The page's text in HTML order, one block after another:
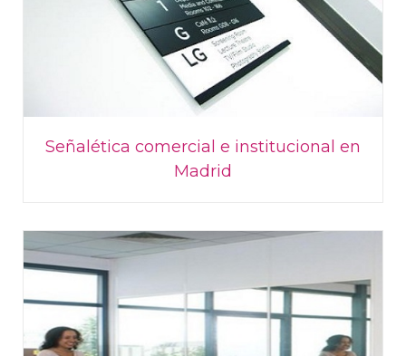
Señalética comercial e institucional en
Madrid